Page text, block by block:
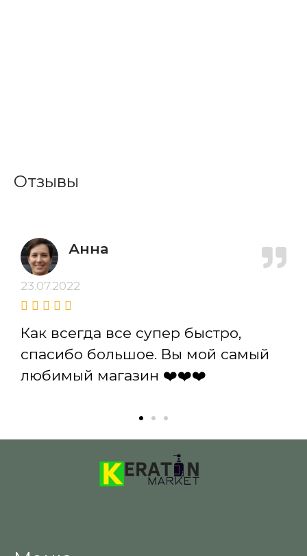
Отзывы
Анна
23.07.2022
Как всегда все супер быстро,
спасибо большое. Вы мой самый
любимый магазин ❤️❤️❤️